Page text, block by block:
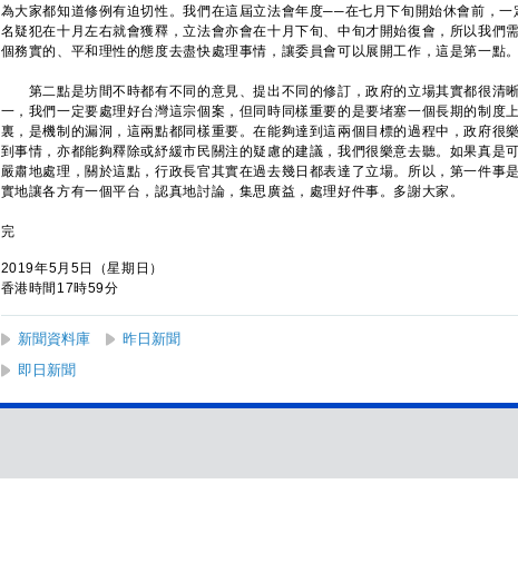
為大家都知道修例有迫切性。我們在這屆立法會年度──在七月下旬開始休會前，
名疑犯在十月左右就會獲釋，立法會亦會在十月下旬、中旬才開始復會，所以我們
個務實的、平和理性的態度去盡快處理事情，讓委員會可以展開工作，這是第一點。
第二點是坊間不時都有不同的意見、提出不同的修訂，政府的立場其實都很清
一，我們一定要處理好台灣這宗個案，但同時同樣重要的是要堵塞一個長期的制度
裏，是機制的漏洞，這兩點都同樣重要。在能夠達到這兩個目標的過程中，政府很
到事情，亦都能夠釋除或紓緩市民關注的疑慮的建議，我們很樂意去聽。如果真是
嚴肅地處理，關於這點，行政長官其實在過去幾日都表達了立場。所以，第一件事
實地讓各方有一個平台，認真地討論，集思廣益，處理好件事。多謝大家。
完
2019年5月5日（星期日）
香港時間17時59分
新聞資料庫 昨日新聞
即日新聞